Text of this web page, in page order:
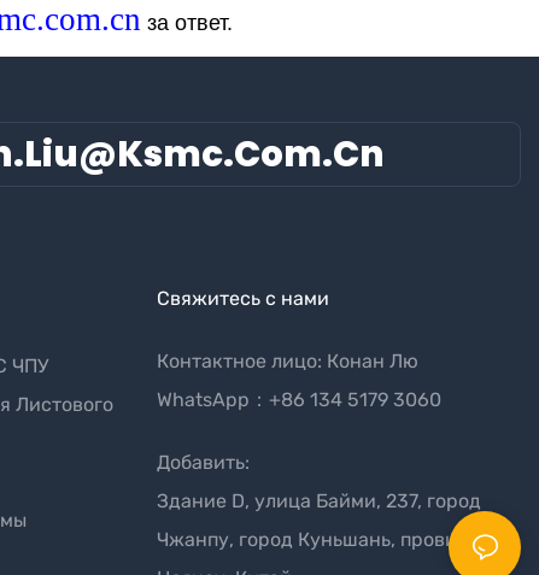
за ответ.
ЧПУ
Листового
Свяжитесь с нами
Контактное лицо: Конан Лю
WhatsApp：+86 134 5179 3060
Добавить:
Здание D, улица Байми, 237, город
Чжанпу, город Куньшань, провинция